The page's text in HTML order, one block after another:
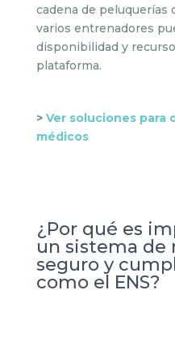
cadena de
varios entrenadores
disponibilidad y
plataforma.
> Ver soluciones para
médicos
¿Por qué es
un sistema de
seguro y
como el ENS?